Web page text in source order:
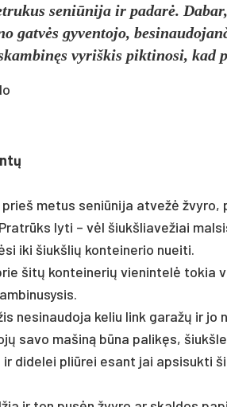
se­niū­ni­ja ir pa­darė.
gatvės gy­ven­to­jo,
vy­riš­kis pik­ti­no­si, kad
me­tus se­niū­ni­ja at­vežė
ly­ti – vėl šiukš­lia­ve­žiai
iki šiukš­lių kon­tei­ne­rio nuei­ti.
šitų kon­tei­ne­rių vie­nin­telė to­kia
ne­si­nau­do­ja ke­liu link ga­ražų ir jo
sa­vo ma­šiną būna pa­likęs,
di­de­lei pliū­rei esant jai ap­si­suk­ti